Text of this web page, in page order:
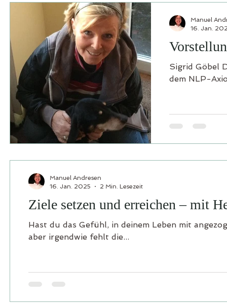
Sigrid Göbel
dem NLP-
Manuel
16. Jan.
Ziele setzen und erreichen – mit
Hast du das Gefühl, in deinem Leben mit
aber irgendwie fehlt die...
Manuel Andresen
16. Jan. 2025
2 Min. Lesezeit